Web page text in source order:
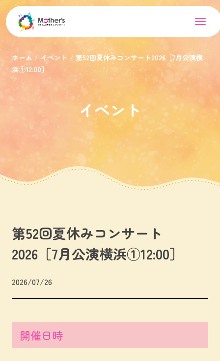
ホーム イベント
第52回夏休みコンサート2026［7月公演横
浜①12:00］
イベント
第52回夏休みコンサート
2026［7月公演横浜①12:00］
2026/07/26
開催日時